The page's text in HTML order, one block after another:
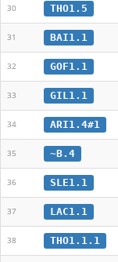
30 THO1.5
31 BAI1.1
32 GOF1.1
33 GIL1.1
34 ARI1.4#1
35 ~B.4
36 SLE1.1
37 LAC1.1
38 THO1.1.1